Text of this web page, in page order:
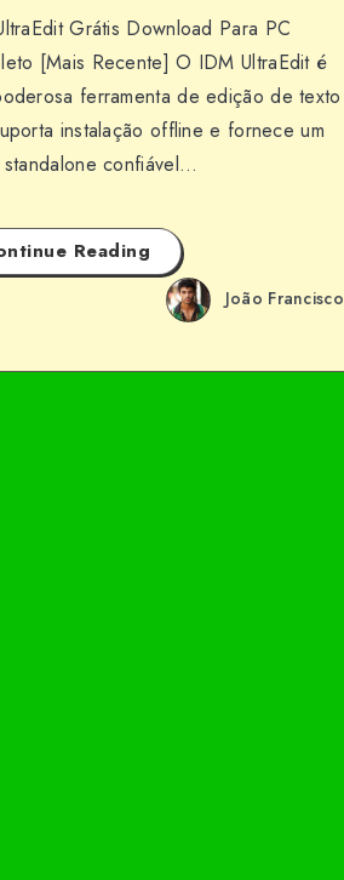
Grátis Download Para PC
[Mais Recente] O IDM UltraEdit é
ferramenta de edição de texto
instalação offline e fornece um
confiável…
Reading
João Francisco